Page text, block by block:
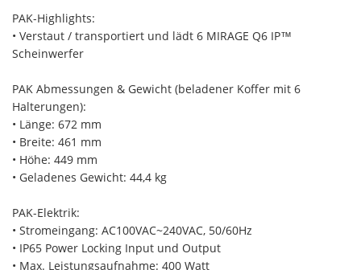
PAK-Highlights:
• Verstaut / transportiert und lädt 6 MIRAGE Q6 IP™
Scheinwerfer
PAK Abmessungen & Gewicht (beladener Koffer mit 6
Halterungen):
• Länge: 672 mm
• Breite: 461 mm
• Höhe: 449 mm
• Geladenes Gewicht: 44,4 kg
PAK-Elektrik:
• Stromeingang: AC100VAC~240VAC, 50/60Hz
• IP65 Power Locking Input und Output
• Max. Leistungsaufnahme: 400 Watt